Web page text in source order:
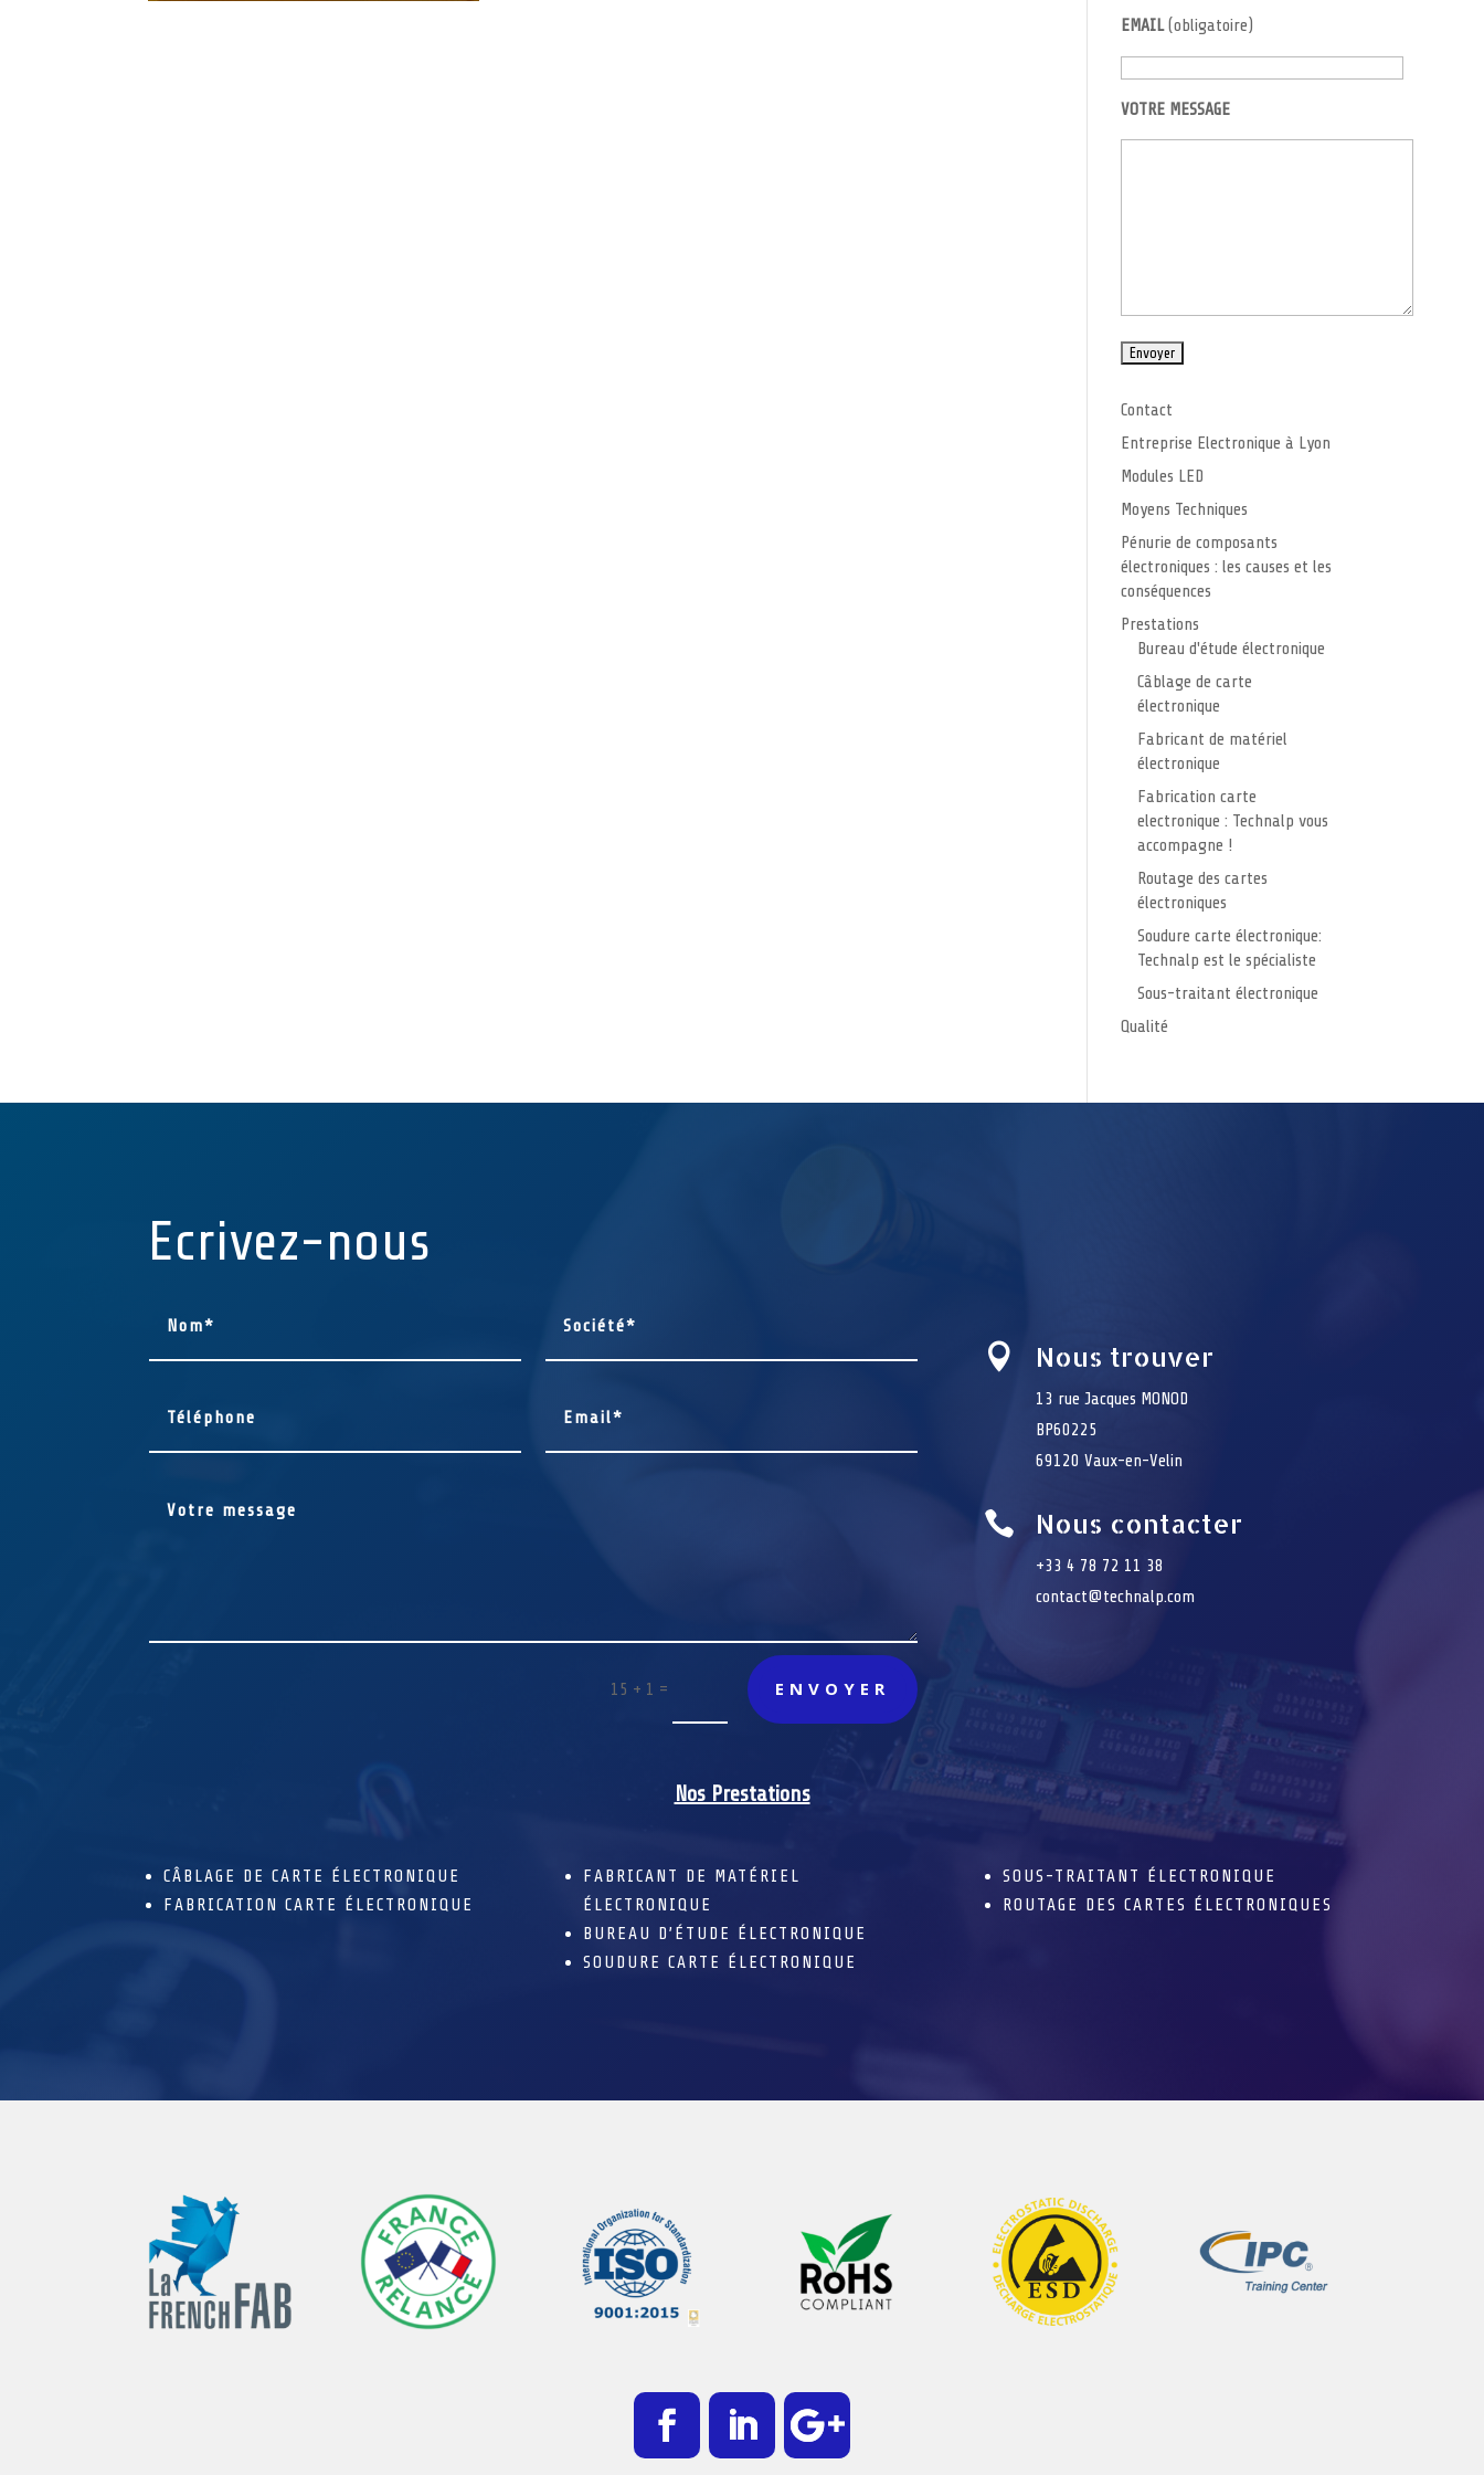
EMAIL(obligatoire)
VOTRE MESSAGE
Contact
Entreprise Electronique à Lyon
Modules LED
Moyens Techniques
Pénurie de composants
électroniques : les causes et les
conséquences
Prestations
Bureau d'étude électronique
Câblage de carte
électronique
Fabricant de matériel
électronique
Fabrication carte
electronique : Technalp vous
accompagne !
Routage des cartes
électroniques
Soudure carte électronique:
Technalp est le spécialiste
Sous-traitant électronique
Qualité
Ecrivez-nous
15 + 1 = ENVOYER
 Nous trouver
13 rue Jacques MONOD
BP60225
69120 Vaux-en-Velin
 Nous contacter
+33 4 78 72 11 38
contact@technalp.com
Nos Prestations
CÂBLAGE DE CARTE ÉLECTRONIQUE
FABRICATION CARTE ÉLECTRONIQUE
FABRICANT DE MATÉRIEL
ÉLECTRONIQUE
BUREAU D’ÉTUDE ÉLECTRONIQUE
SOUDURE CARTE ÉLECTRONIQUE
SOUS-TRAITANT ÉLECTRONIQUE
ROUTAGE DES CARTES ÉLECTRONIQUES